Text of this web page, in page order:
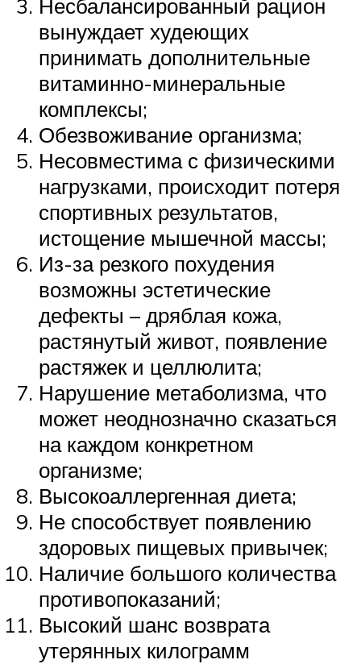
Несбалансированный рацион
вынуждает худеющих
принимать дополнительные
витаминно-минеральные
комплексы;
Обезвоживание организма;
Несовместима с физическими
нагрузками, происходит потеря
спортивных результатов,
истощение мышечной массы;
Из-за резкого похудения
возможны эстетические
дефекты – дряблая кожа,
растянутый живот, появление
растяжек и целлюлита;
Нарушение метаболизма, что
может неоднозначно сказаться
на каждом конкретном
организме;
Высокоаллергенная диета;
Не способствует появлению
здоровых пищевых привычек;
Наличие большого количества
противопоказаний;
Высокий шанс возврата
утерянных килограмм